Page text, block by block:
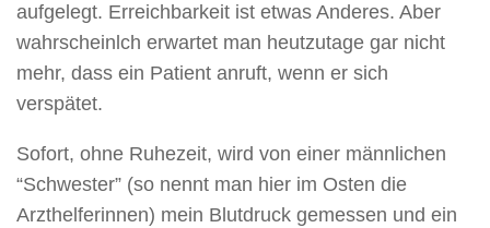
aufgelegt. Erreichbarkeit ist etwas Anderes. Aber
wahrscheinlch erwartet man heutzutage gar nicht
mehr, dass ein Patient anruft, wenn er sich
verspätet.
Sofort, ohne Ruhezeit, wird von einer männlichen
“Schwester” (so nennt man hier im Osten die
Arzthelferinnen) mein Blutdruck gemessen und ein